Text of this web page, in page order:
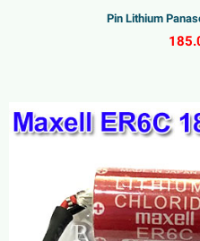
Pin Lithium